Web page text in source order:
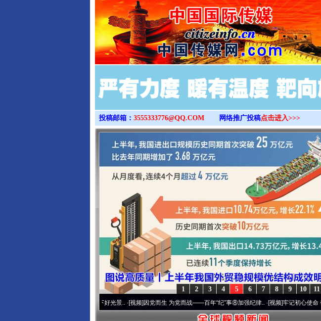
>
投稿邮箱： 3555333776@QQ.COM 网络推广投稿点击进入>>>
11
10
9
8
7
6
5
4
3
2
1
使命 奋进复兴征程丨宝塔山下好光景..·[视频]因党而生 为党而战——百年“纪”事⑧加强纪律..·[视频]牢记初心使命 奋进复兴
完善运行机制助力责任有效落实 一纸欠条
东山县通报“牛蛙产品抗生素超标问题” 法徽